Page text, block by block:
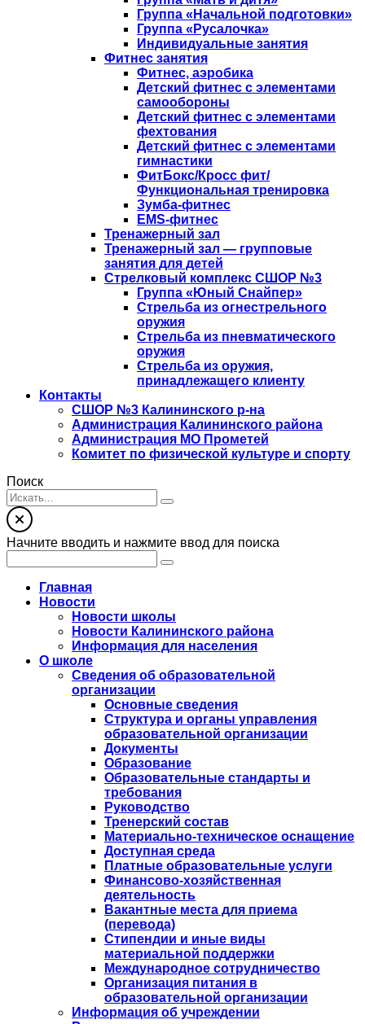
Группа «Начальной подготовки»
Группа «Русалочка»
Индивидуальные занятия
Фитнес занятия
Фитнес, аэробика
Детский фитнес с элементами
самообороны
Детский фитнес с элементами
фехтования
Детский фитнес с элементами
гимнастики
ФитБокс/Кросс фит/
Функциональная тренировка
Зумба-фитнес
EMS-фитнес
Тренажерный зал
Тренажерный зал — групповые
занятия для детей
Стрелковый комплекс СШОР №3
Группа «Юный Снайпер»
Стрельба из огнестрельного
оружия
Стрельба из пневматического
оружия
Стрельба из оружия,
принадлежащего клиенту
Контакты
СШОР №3 Калининского р-на
Администрация Калининского района
Администрация МО Прометей
Комитет по физической культуре и спорту
Поиск
Начните вводить и нажмите ввод для поиска
Главная
Новости
Новости школы
Новости Калининского района
Информация для населения
О школе
Сведения об образовательной
организации
Основные сведения
Структура и органы управления
образовательной организации
Документы
Образование
Образовательные стандарты и
требования
Руководство
Тренерский состав
Материально-техническое оснащение
Доступная среда
Платные образовательные услуги
Финансово-хозяйственная
деятельность
Вакантные места для приема
(перевода)
Стипендии и иные виды
материальной поддержки
Международное сотрудничество
Организация питания в
образовательной организации
Информация об учреждении